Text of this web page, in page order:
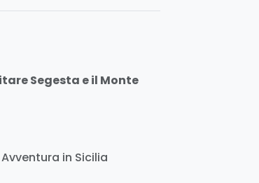
Segesta e il Monte
in Sicilia